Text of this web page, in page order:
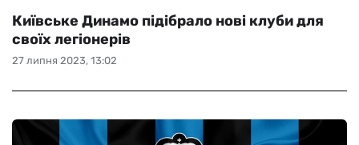
27 липня 2023, 13:02
Київське Динамо підібрало нові клуби для
своїх легіонерів